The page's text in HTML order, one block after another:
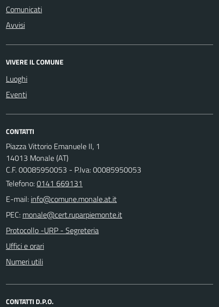
Comunicati
Avvisi
VIVERE IL COMUNE
Luoghi
Eventi
CONTATTI
Piazza Vittorio Emanuele II, 1
14013 Monale (AT)
C.F. 00085950053 - P.Iva: 00085950053
Telefono:0141 669131
E-mail:
PEC:
Protocollo -URP - Segreteria
Uffici e orari
Numeri utili
CONTATTI D.P.O.